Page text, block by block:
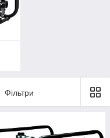
Фільтри